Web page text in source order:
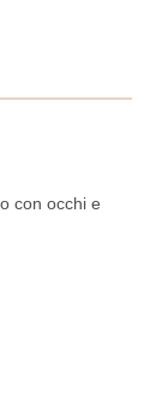
con occhi e